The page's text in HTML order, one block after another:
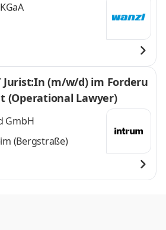
(m/w/d) im Forderu
(Operational Lawyer)
GmbH
(Bergstraße)